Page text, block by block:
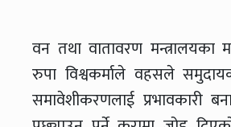
वन तथा वातावरण मन्त्रालयका
रुपा विश्वकर्माले वहसले
समावेशीकरणलाई प्रभावकारी